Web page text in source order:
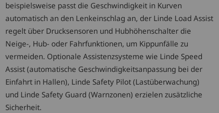
beispielsweise passt die Geschwindigkeit in Kurven
automatisch an den Lenkeinschlag an, der Linde Load Assist
regelt über Drucksensoren und Hubhöhenschalter die
Neige-, Hub- oder Fahrfunktionen, um Kippunfälle zu
vermeiden. Optionale Assistenzsysteme wie Linde Speed
Assist (automatische Geschwindigkeitsanpassung bei der
Einfahrt in Hallen), Linde Safety Pilot (Lastüberwachung)
und Linde Safety Guard (Warnzonen) erzielen zusätzliche
Sicherheit.